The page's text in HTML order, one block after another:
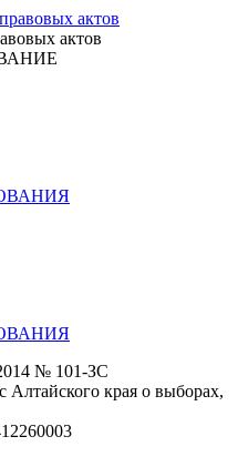
актов
№ 101-ЗС
края о выборах,